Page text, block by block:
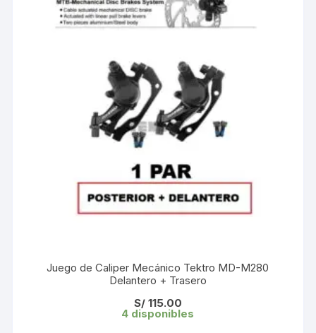
Juego de Caliper Mecánico Tektro MD-M280
Delantero + Trasero
S/115.00
4 disponibles